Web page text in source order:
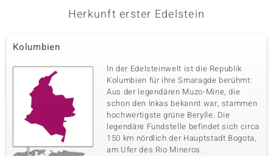
Herkunft erster Edelstein
Kolumbien
In der Edelsteinwelt ist die Republik
Kolumbien für ihre Smaragde berühmt:
Aus der legendären Muzo-Mine, die
schon den Inkas bekannt war, stammen
hochwertigste grüne Berylle. Die
legendäre Fundstelle befindet sich circa
150 km nördlich der Hauptstadt Bogota,
am Ufer des Rio Mineros.